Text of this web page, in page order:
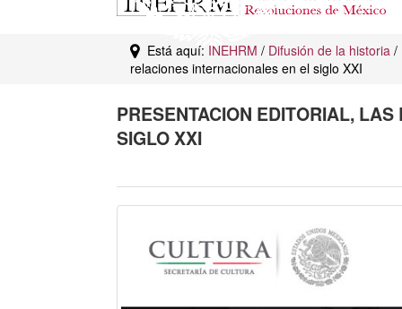
Está aquí: INEHRM / Difusión de la historia /
relaciones internacionales en el siglo XXI
PRESENTACION EDITORIAL,
SIGLO XXI